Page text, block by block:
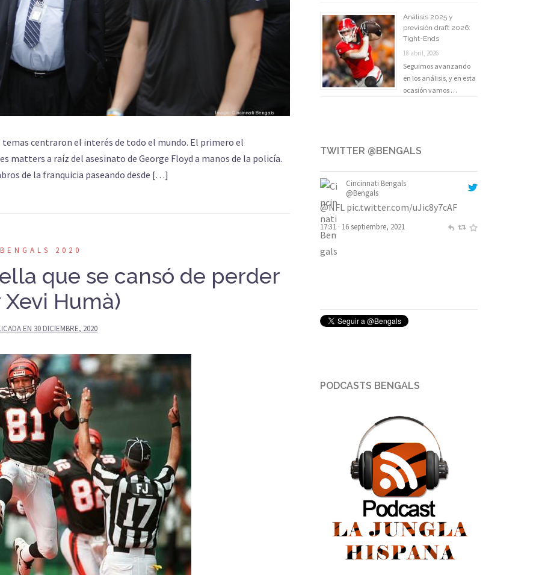
temas centraron el interés de todo el mundo. El primero el
matters a raíz del asesinato de George Floyd a manos de la policía.
de la franquicia paseando desde […]
BENGALS 2020
que se cansó de perder
Xevi Humà)
EN 30 DICIEMBRE, 2020
Análisis 2025 y
previsión draft 2026:
Tight-Ends
18 abril, 2026
Seguimos avanzando
en los análisis, y en esta
ocasión vamos …
TWITTER @BENGALS
Cincinnati Bengals
@Bengals
@NFL pic.twitter.com/uJic8y7cAF
17:31 · 16 septiembre, 2021
PODCASTS BENGALS